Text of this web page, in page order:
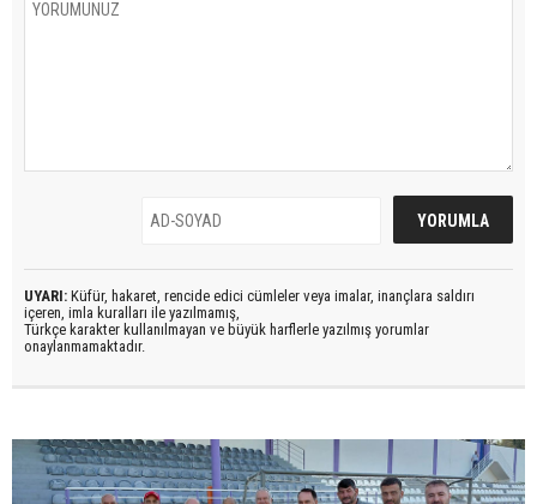
UYARI: Küfür, hakaret, rencide edici cümleler veya imalar, inançlara saldırı
içeren, imla kuralları ile yazılmamış,
Türkçe karakter kullanılmayan ve büyük harflerle yazılmış yorumlar
onaylanmamaktadır.